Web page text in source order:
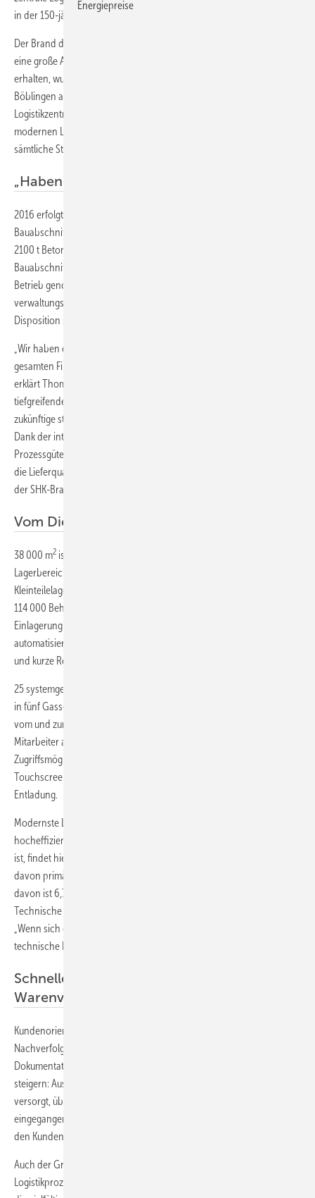
in der 150-jährigen Geschichte des SHK-Unternehmens.
Der Brand des Zentrallagers im Jahr 2014 hatte das Unternehmen vor
eine große Aufgabe gestellt: Um die Lieferprozesse aufrecht zu
erhalten, wurden externe Lagerhallen angemietet und am Standort
Böblingen alle Ressourcen ausgenutzt. Bei der Planung des neuen
Logistikzentrallagers wurde nach bestmöglichen, effizienten und
modernen Lösungen gesucht, um höchste Qualitätsansprüche und
sämtliche Standards des digitalen Zeitalters zu erfüllen.
„Haben einen Quantensprung gemacht“
2016 erfolgte der Spatenstich, im Sommer 2018 war der erste
Bauabschnitt abgeschlossen. Dabei wurden 1200 Fertigteile und
2100 t Betonstahl verarbeitet. Inzwischen ist auch der zweite
Bauabschnitt fertiggestellt und sämtliche Logistikflächen sind in
Betrieb genommen. Daneben wurden im fünfstöckigen
verwaltungstechnischen Gebäudeteil das Versandbüro, die
Disposition sowie Sanitär- und Schulungsräume eingerichtet.
„Wir haben einen Quantensprung gemacht. So viel Geld wurde in der
gesamten Firmengeschichte noch nicht in die Hand genommen“,
erklärt Thomas J. Buck, Bereichsleiter Logistik, Fuhrpark und IT. Die
tiefgreifende Modernisierung hat enorme Auswirkungen für die
zukünftige strategische Ausrichtung des Großhandelsunternehmens.
Dank der integrierten digitalen Vernetzung verbessern sich die
Prozessgüte der hochmodernen und kundenorientierten Logistik und
die Lieferqualität weiter. „Wir sind bestens gerüstet für die Zukunft in
der SHK-Branche.“
Vom Dichtungsring bis zum 6-m-Rohr
38 000 m2 ist der Gebäudekomplex groß, der aus mehreren
Lagerbereichen besteht. Herzstück ist das automatische
Kleinteilelager: Zwei Drittel der Gesamtartikel lagern hier an den
114 000 Behälterplätzen, vom Dichtungsring bis zur Armatur. Ob
Einlagerung oder Kommissionierung: Die weitestgehend
automatisierten Abläufe sorgen für eine sichere Auftragsabwicklung
und kurze Reaktionszeiten.
25 systemgesteuerte Shuttles bewegen sich über die Förderstrecken
in fünf Gassen auf jeweils 38 Ebenen, bringen und holen die Waren
vom und zum Lagerplatz. Ob Warenein- oder -ausgang: Die
Mitarbeiter an den 16 multifunktionalen Arbeitsplätzen haben digitale
Zugriffsmöglichkeiten und kommunizieren mit der Anlage per
Touchscreen. Das Zentrum hat 57 Lkw-Rampen zur Be- und
Entladung.
Modernste Lagertechnik und SAP-gestützte IT-Infrastruktur sorgen für
hocheffiziente Abläufe. So auch im Langgutlager: Was länger als 1,5 m
ist, findet hier seinen richtigen Platz – momentan rund 600 Artikel,
davon primär Rohre. In Kassetten wird die Ware aufbewahrt, jede
davon ist 6,7 m lang und kann mit bis zu 3 t belastet werden.
Technische Unterstützung ist auch in diesem Wabenlager nicht weit:
„Wenn sich das zentrale Warenbediengerät in Bewegung setzt, ist
technische Präzision im Einsatz“, freut sich Buck.
Schnelle Lieferung und erhöhte
Warenverfügbarkeit
Kundenorientiertes Bestellverfahren. Optimale Steuerung und
Nachverfolgung der Warenströme. Lückenlose Materialfluss-
Dokumentation. Reisser ist es gelungen, seinen Lieferservice weiter zu
steigern: Aus dem Zentrallager heraus werden alle Niederlassungen
versorgt, über den Nachtsprung ist es machbar, dass bis 18:00 Uhr
eingegangene Bestellungen schon am nächsten Tag um 5:30 Uhr an
den Kunden ausgeliefert werden.
Auch der Grad der Warenverfügbarkeit wurde im Rahmen der
Logistikprozesse erhöht. Versorgungsartikel liegen nun auf Lager und
Energiepreise